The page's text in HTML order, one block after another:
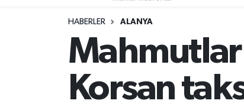
HABERLER ALANYA
Mahmutlar
Korsan
İstanbul Hava Durumu
Süper Lig Puan Durumu ve Fikstür
Tüm Manşetler